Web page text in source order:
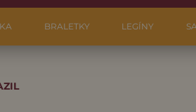
BRALETKY LEGÍNY